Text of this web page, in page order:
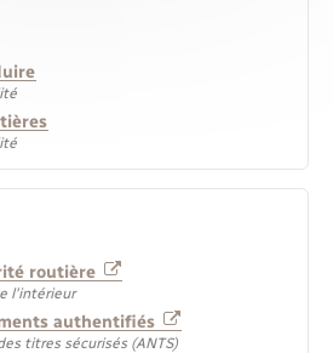
routière
l'intérieur
authentifiés
titres sécurisés (ANTS)